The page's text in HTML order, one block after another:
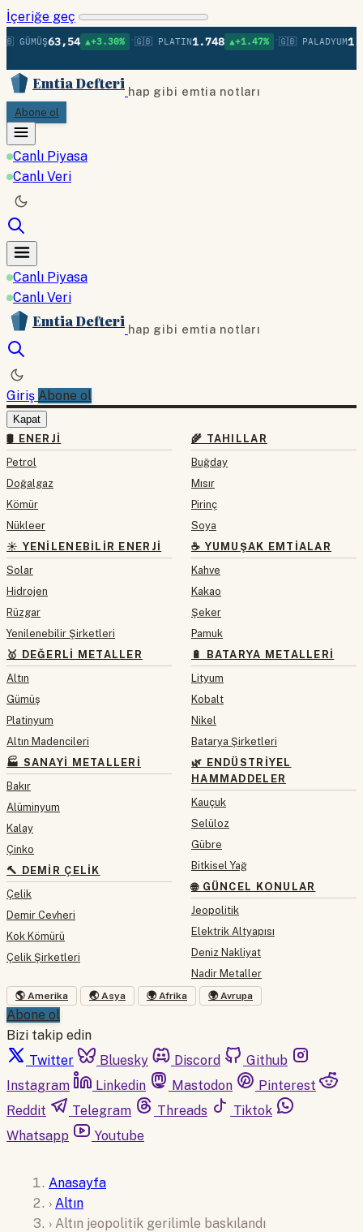
İçeriğe geç
63,54 ▲+3.30% •🇬🇧 PLATIN1.748 ▲+1.47% •🇬🇧 PALADYUM
Emtia Defteri hap gibi emtia notları
Abone ol
Canlı Piyasa
Canlı Veri
Canlı Piyasa
Canlı Veri
Emtia Defteri hap gibi emtia notları
Giriş Abone ol
Kapat
🛢 ENERJI
Petrol
Doğalgaz
Kömür
Nükleer
☀️ YENILENEBILIR ENERJI
Solar
Hidrojen
Rüzgar
Yenilenebilir Şirketleri
🥇 DEĞERLI METALLER
Altın
Gümüş
Platinyum
Altın Madencileri
🏭 SANAYI METALLERI
Bakır
Alüminyum
Kalay
Çinko
🔨 DEMIR ÇELIK
Çelik
Demir Cevheri
Kok Kömürü
Çelik Şirketleri
🌾 TAHILLAR
Buğday
Mısır
Pirinç
Soya
☕ YUMUŞAK EMTIALAR
Kahve
Kakao
Şeker
Pamuk
🔋 BATARYA METALLERI
Lityum
Kobalt
Nikel
Batarya Şirketleri
🌿 ENDÜSTRIYEL
HAMMADDELER
Kauçuk
Selüloz
Gübre
Bitkisel Yağ
🌐 GÜNCEL KONULAR
Jeopolitik
Elektrik Altyapısı
Deniz Nakliyat
Nadir Metaller
🌎 Amerika 🌏 Asya 🌍 Afrika 🌍 Avrupa
Abone ol
Bizi takip edin
Twitter
Bluesky Discord
Github
Instagram
Linkedin Mastodon
Pinterest
Reddit
Telegram Threads
Tiktok
Whatsapp
Youtube
Anasayfa
› Altın
› Altın jeopolitik gerilimle baskılandı